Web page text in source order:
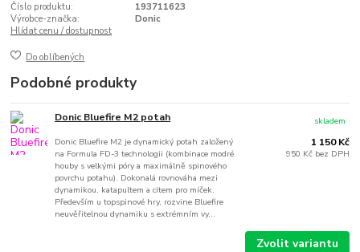
Číslo produktu:
193711623
Výrobce-značka:
Donic
Hlídat cenu / dostupnost
Do oblíbených
Podobné produkty
Donic Bluefire M2 potah
Donic Bluefire M2 je dynamický potah založený
na Formula FD-3 technologii (kombinace modré
houby s velkými póry a maximálně spinového
povrchu potahu). Dokonalá rovnováha mezi
dynamikou, katapultem a citem pro míček.
Především u topspinové hry, rozvine Bluefire
neuvěřitelnou dynamiku s extrémním vy...
1 150 Kč
950 Kč bez DPH
skladem
Zvolit variantu